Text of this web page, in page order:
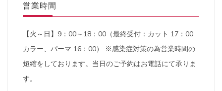
営業時間
【火～日】9：00～18：00（最終受付：カット 17：00
カラー、パーマ 16：00） ※感染症対策の為営業時間の
短縮をしております。当日のご予約はお電話にて承りま
す。